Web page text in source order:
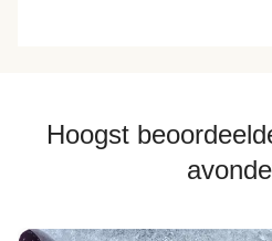
Hoogst